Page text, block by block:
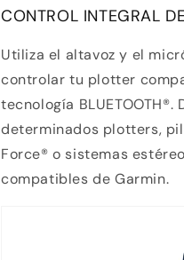
CONTROL INTEGRAL
Utiliza el altavoz y el
controlar tu plotter
tecnología
determinados plotters,
Force® o sistemas
compatibles de Garmin.